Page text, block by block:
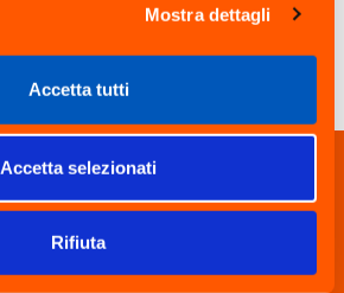
Mostra dettagli
Accetta tutti
Accetta selezionati
Rifiuta